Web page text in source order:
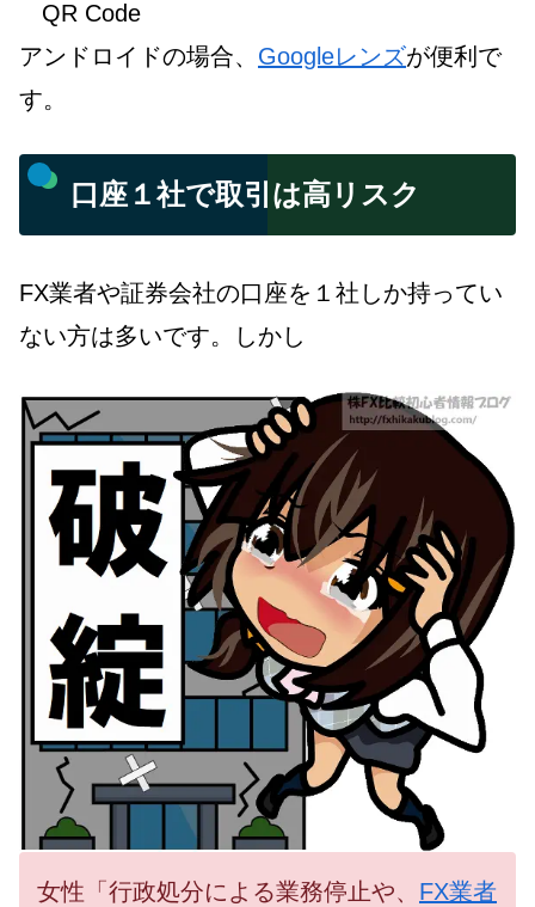
アンドロイドの場合、 Googleレンズが便利で
す。
口座１社で取引は高リスク
FX業者や証券会社の口座を１社しか持ってい
ない方は多いです。しかし
女性「行政処分による業務停止や、 FX業者